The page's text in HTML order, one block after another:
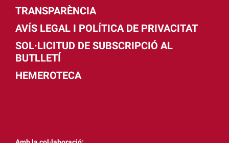
TRANSPARÈNCIA
AVÍS LEGAL I POLÍTICA DE PRIVACITAT
SOL·LICITUD DE SUBSCRIPCIÓ AL
BUTLLETÍ
HEMEROTECA